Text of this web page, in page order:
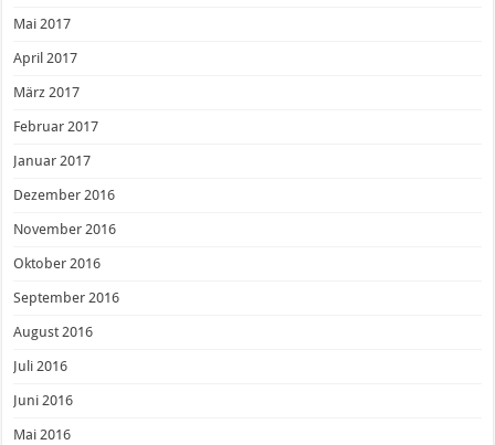
Mai 2017
April 2017
März 2017
Februar 2017
Januar 2017
Dezember 2016
November 2016
Oktober 2016
September 2016
August 2016
Juli 2016
Juni 2016
Mai 2016